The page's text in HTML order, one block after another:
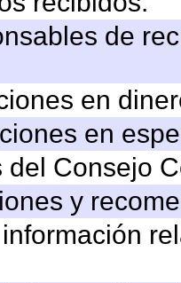
de
en
en
del Consejo
y